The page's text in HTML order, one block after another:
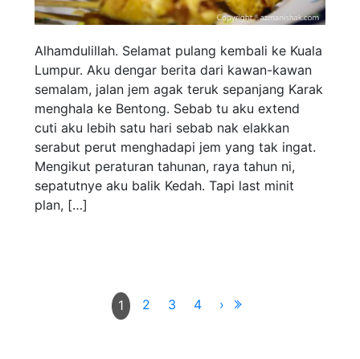
Alhamdulillah. Selamat pulang kembali ke Kuala
Lumpur. Aku dengar berita dari kawan-kawan
semalam, jalan jem agak teruk sepanjang Karak
menghala ke Bentong. Sebab tu aku extend
cuti aku lebih satu hari sebab nak elakkan
serabut perut menghadapi jem yang tak ingat.
Mengikut peraturan tahunan, raya tahun ni,
sepatutnye aku balik Kedah. Tapi last minit
plan, […]
1 2 3 4 ›